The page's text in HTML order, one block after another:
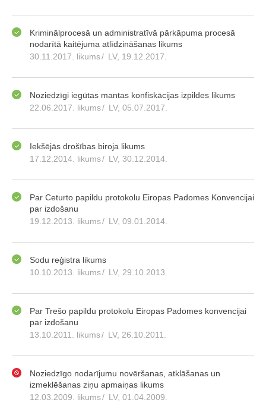
Kriminālprocesā un administratīvā pārkāpuma procesā
nodarītā kaitējuma atlīdzināšanas likums
30.11.2017. likums/ LV, 19.12.2017.
Noziedzīgi iegūtas mantas konfiskācijas izpildes likums
22.06.2017. likums/ LV, 05.07.2017.
Iekšējās drošības biroja likums
17.12.2014. likums/ LV, 30.12.2014.
Par Ceturto papildu protokolu Eiropas Padomes Konvencijai
par izdošanu
19.12.2013. likums/ LV, 09.01.2014.
Sodu reģistra likums
10.10.2013. likums/ LV, 29.10.2013.
Par Trešo papildu protokolu Eiropas Padomes konvencijai
par izdošanu
13.10.2011. likums/ LV, 26.10.2011.
Noziedzīgo nodarījumu novēršanas, atklāšanas un
izmeklēšanas ziņu apmaiņas likums
12.03.2009. likums/ LV, 01.04.2009.